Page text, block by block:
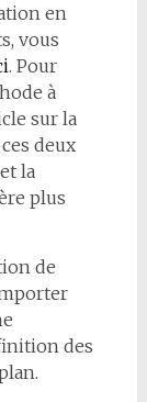
en
vous
. Pour
à
sur la
deux
la
plus
de
des